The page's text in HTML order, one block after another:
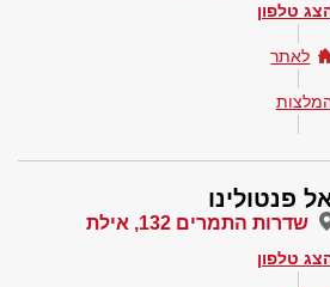
טלפון
לאתר
פנטולינו
שדרות התמרים 132, אילת
טלפון